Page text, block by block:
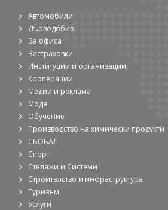
Автомобили
Дърводобив
За офиса
Застраховки
Институции и организации
Кооперации
Медии и реклама
Мода
Обучение
Производство на химически продукти
СБОБАЛ
Спорт
Стелажи и Системи
Строителство и инфраструктура
Туризъм
Услуги